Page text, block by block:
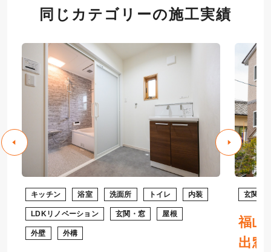
同じカテゴリーの施工実績
キッチン 浴室 洗面所 トイレ 内装
LDKリノベーション 玄関・窓 屋根
外壁 外構
玄関・
福
出窓